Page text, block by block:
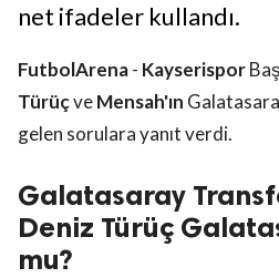
net ifadeler kullandı.
FutbolArena- Kayserispor
TürüçveMensah'ın
gelen sorulara yanıt verdi.
Galatasaray
Deniz Türüç
mu?